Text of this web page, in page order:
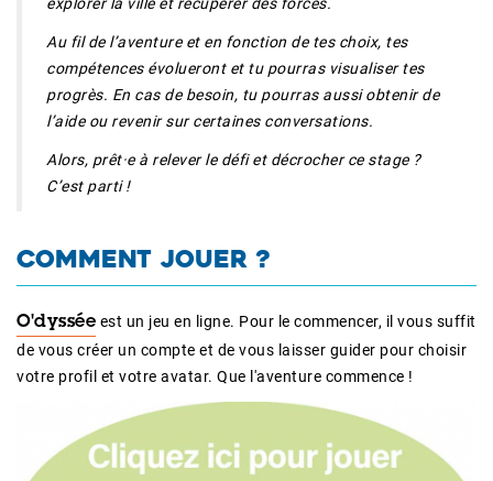
Au fil de l’aventure et en fonction de tes choix, tes
compétences évolueront et tu pourras visualiser tes
progrès. En cas de besoin, tu pourras aussi obtenir de
l’aide ou revenir sur certaines conversations.
Alors, prêt·e à relever le défi et décrocher ce stage ?
C’est parti !
COMMENT JOUER ?
O'dyssée est un jeu en ligne. Pour le commencer, il vous suffit
de vous créer un compte et de vous laisser guider pour choisir
votre profil et votre avatar. Que l'aventure commence !